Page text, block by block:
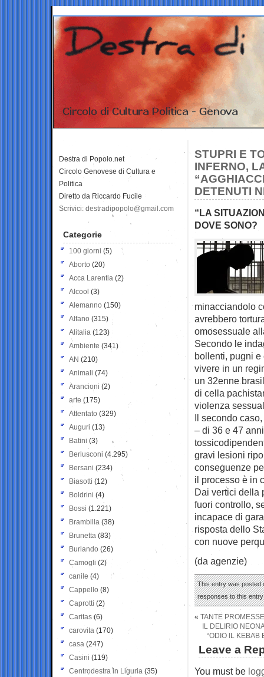
STUPRI E
INFERNO,
DETENUTI
“LA
DOVE SONO?
minacciandolo
avrebbero
omosessuale
Secondo le
bollenti, pugni e
vivere in un
un 32enne
di cella
violenza
Il secondo
– di 36 e 47
gravi lesioni
conseguenze
il processo è in
Dai vertici della
fuori controllo,
incapace di
risposta dello
con nuove
(da agenzie)
This entry was posted
responses to this
« TANTE
IL DELIRIO
“ODIO IL KEBAB
Leave a
You must be
Destra di Popolo.net
Circolo Genovese di Cultura e
Politica
Diretto da Riccardo Fucile
Scrivici: destradipopolo@gmail.com
Categorie
100 giorni (5)
Aborto (20)
Acca Larentia (2)
Alcool (3)
Alemanno (150)
Alfano (315)
Alitalia (123)
Ambiente (341)
AN (210)
Animali (74)
Arancioni (2)
arte (175)
Attentato (329)
Auguri (13)
Batini (3)
Berlusconi (4.295)
Bersani (234)
Biasotti (12)
Boldrini (4)
Bossi (1.221)
Brambilla (38)
Brunetta (83)
Burlando (26)
Camogli (2)
canile (4)
Cappello (8)
Caprotti (2)
Caritas (6)
carovita (170)
casa (247)
Casini (119)
Centrodestra in Liguria (35)